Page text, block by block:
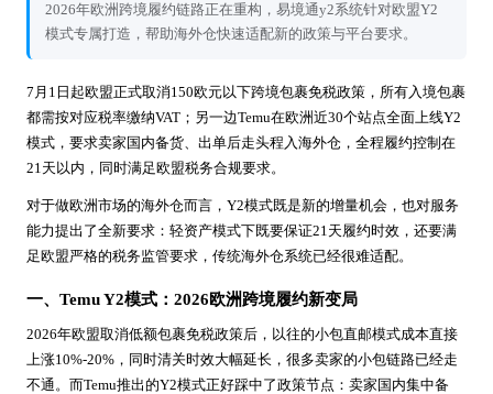
2026年欧洲跨境履约链路正在重构，易境通y2系统针对欧盟Y2
模式专属打造，帮助海外仓快速适配新的政策与平台要求。
7月1日起欧盟正式取消150欧元以下跨境包裹免税政策，所有入境包裹
都需按对应税率缴纳VAT；另一边Temu在欧洲近30个站点全面上线Y2
模式，要求卖家国内备货、出单后走头程入海外仓，全程履约控制在
21天以内，同时满足欧盟税务合规要求。
对于做欧洲市场的海外仓而言，Y2模式既是新的增量机会，也对服务
能力提出了全新要求：轻资产模式下既要保证21天履约时效，还要满
足欧盟严格的税务监管要求，传统海外仓系统已经很难适配。
一、Temu Y2模式：2026欧洲跨境履约新变局
2026年欧盟取消低额包裹免税政策后，以往的小包直邮模式成本直接
上涨10%-20%，同时清关时效大幅延长，很多卖家的小包链路已经走
不通。而Temu推出的Y2模式正好踩中了政策节点：卖家国内集中备